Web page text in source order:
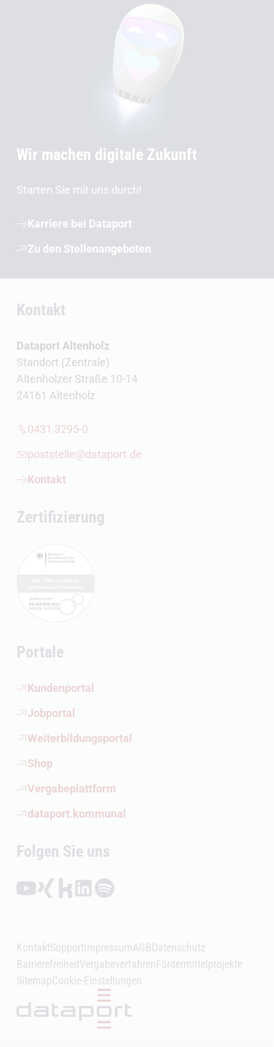
Wir machen digitale Zukunft
Starten Sie mit uns durch!
Karriere bei Dataport
Zu den Stellenangeboten
Kontakt
Dataport Altenholz
Standort (Zentrale)
Altenholzer Straße 10-14
24161 Altenholz
0431 3295-0
poststelle@dataport.de
Kontakt
Zertifizierung
Portale
Kundenportal
(Öffnet externen Link)
Jobportal
(Öffnet externen Link)
Weiterbildungsportal
(Öffnet externen Link)
Shop
(Öffnet externen Link)
Vergabeplattform
(Öffnet externen Link)
dataport.kommunal
(Öffnet externen Link)
Folgen Sie uns
Folgen auf YouTube (Öffnet externen Link)
Folgen auf Xing (Öffnet externen Link)
Folgen auf Kununu (Öffnet externen Link)
Folgen auf LinkedIn (Öffnet externen Link)
Folgen auf Spotify (Öffnet externen Link)
KontaktSupportImpressumAGBDatenschutz
BarrierefreiheitVergabeverfahrenFördermittelprojekte
SitemapCookie-Einstellungen